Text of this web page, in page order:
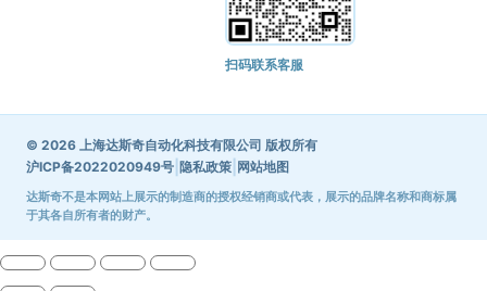
扫码联系客服
© 2026 上海达斯奇自动化科技有限公司 版权所有
沪ICP备2022020949号 隐私政策 网站地图
达斯奇不是本网站上展示的制造商的授权经销商或代表，展示的品牌名称和商标属
于其各自所有者的财产。